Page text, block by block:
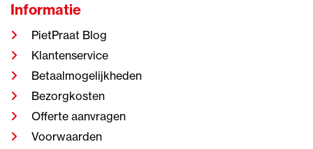
Informatie
PietPraat Blog
Klantenservice
Betaalmogelijkheden
Bezorgkosten
Offerte aanvragen
Voorwaarden